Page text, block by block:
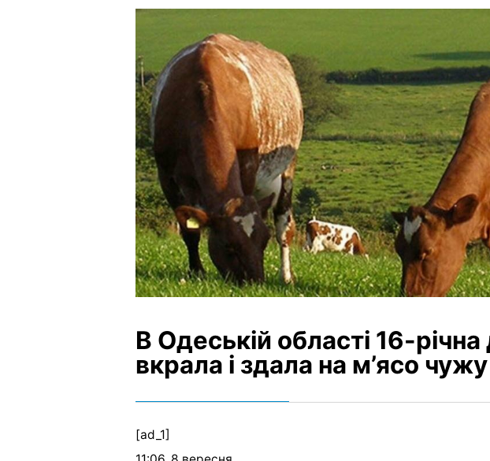
В Одеській області 16-річна
вкрала і здала на м’ясо
[ad_1]